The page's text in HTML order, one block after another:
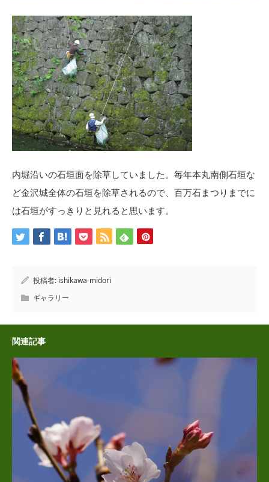
内堀沿いの石垣面を除草していました。毎年本丸南側石垣な
ど金沢城全体の石垣を除草されるので、百万石まつりまでに
は石垣がすっきりと見れると思います。
投稿者: ishikawa-midori
ギャラリー
関連記事